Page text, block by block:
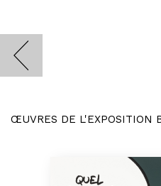
ŒUVRES DE L'EXPOSITION